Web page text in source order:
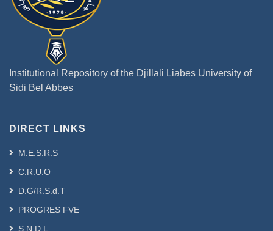
Institutional Repository of the Djillali Liabes University of
Sidi Bel Abbes
DIRECT LINKS
M.E.S.R.S
C.R.U.O
D.G/R.S.d.T
PROGRES FVE
S.N.D.L